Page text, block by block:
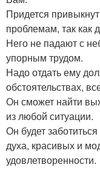
Придется
проблемам, так как
Него не падают с
упорным трудом.
Надо отдать ему
обстоятельствах,
Он сможет найти
из любой ситуации.
Он будет
духа, красивых и
удовлетворенности.